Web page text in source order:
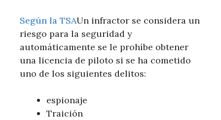
Según la TSAUn infractor se considera un
riesgo para la seguridad y
automáticamente se le prohíbe obtener
una licencia de piloto si se ha cometido
uno de los siguientes delitos:
espionaje
Traición